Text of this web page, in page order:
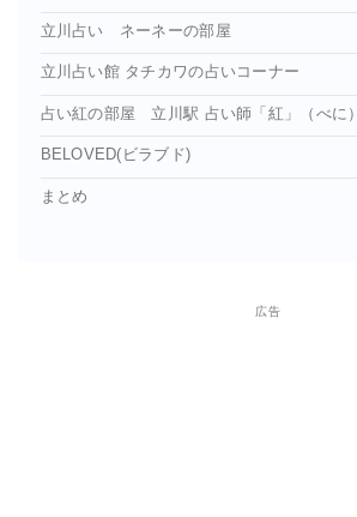
立川占い ネーネーの部屋
立川占い館 タチカワの占いコーナー
占い紅の部屋 立川駅 占い師「紅」（べに）
BELOVED(ビラブド)
まとめ
広告